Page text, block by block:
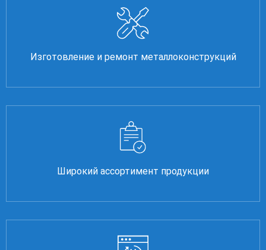
Изготовление и ремонт металлоконструкций
Широкий ассортимент продукции